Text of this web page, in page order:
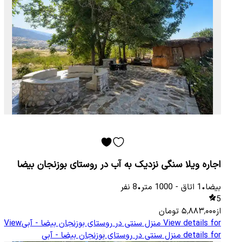
اجاره ویلا سنگی نزدیک به آب در روستای بوزنجان بیضا
بیضا•
1 اتاق -
1000 متر•
8 نفر
5
از۵٬۸۸۳٬۰۰۰ تومان
View details for منزل سنتی در روستای بوزنجان بیضا - آبیView
details for منزل سنتی در روستای بوزنجان بیضا - آبی